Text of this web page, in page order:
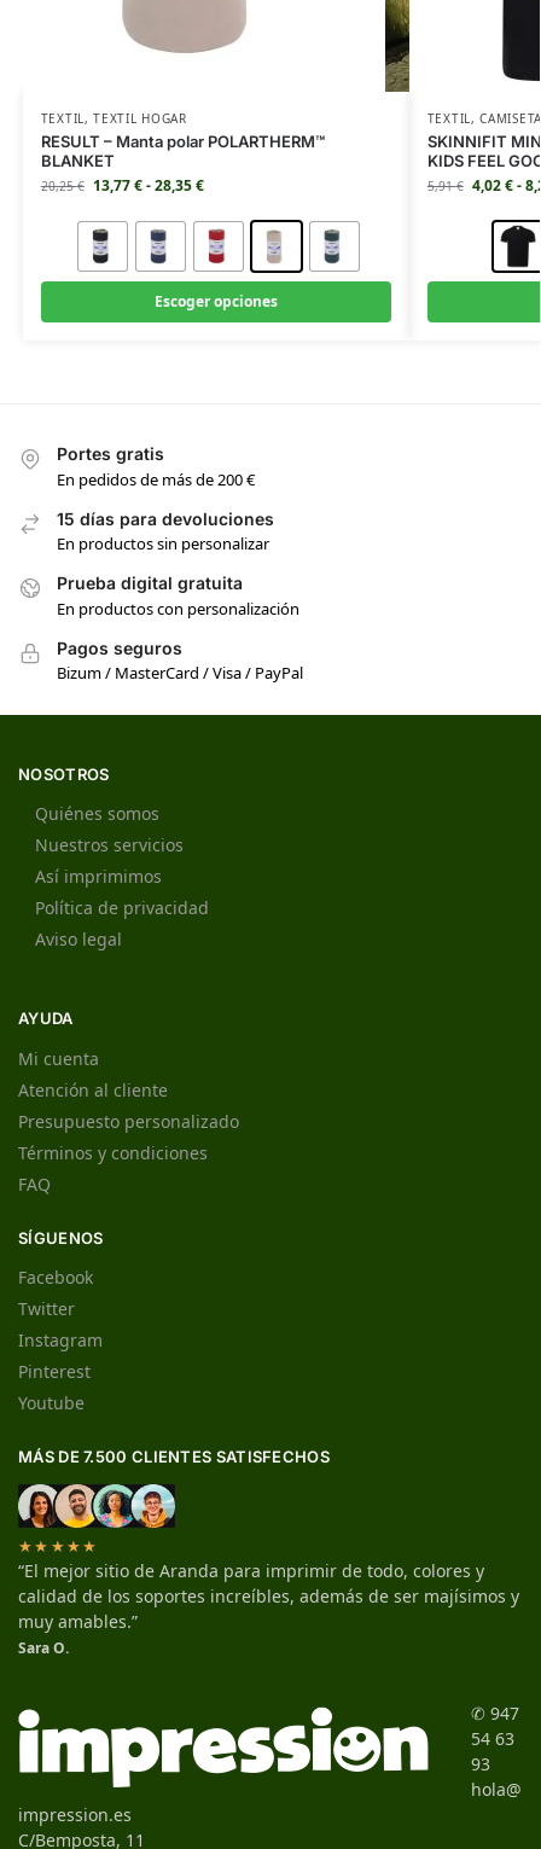
TEXTIL,TEXTIL HOGAR
RESULT – Manta polar POLARTHERM™
BLANKET
20,25€ 13,77€-28,35€
Escoger opciones
TEXTIL,
SKINNIFIT
KIDS FEEL
5,91€ 4,02€-
Portes gratis
En pedidos de más de 200 €
15 días para devoluciones
En productos sin personalizar
Prueba digital gratuita
En productos con personalización
Pagos seguros
Bizum / MasterCard / Visa / PayPal
NOSOTROS
Quiénes somos
Nuestros servicios
Así imprimimos
Política de privacidad
Aviso legal
AYUDA
Mi cuenta
Atención al cliente
Presupuesto personalizado
Términos y condiciones
FAQ
SÍGUENOS
Facebook
Twitter
Instagram
Pinterest
Youtube
MÁS DE 7.500 CLIENTES SATISFECHOS
★★★★★
“El mejor sitio de Aranda para imprimir de todo, colores y
calidad de los soportes increíbles, además de ser majísimos y
muy amables.”
Sara O.
✆ 947
54 63
93
hola@
impression.es
C/Bemposta, 11